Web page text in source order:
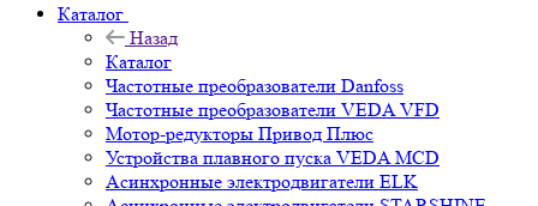
Каталог
Назад
Каталог
Частотные преобразователи Danfoss
Частотные преобразователи VEDA VFD
Мотор-редукторы Привод Плюс
Устройства плавного пуска VEDA MCD
Асинхронные электродвигатели ELK